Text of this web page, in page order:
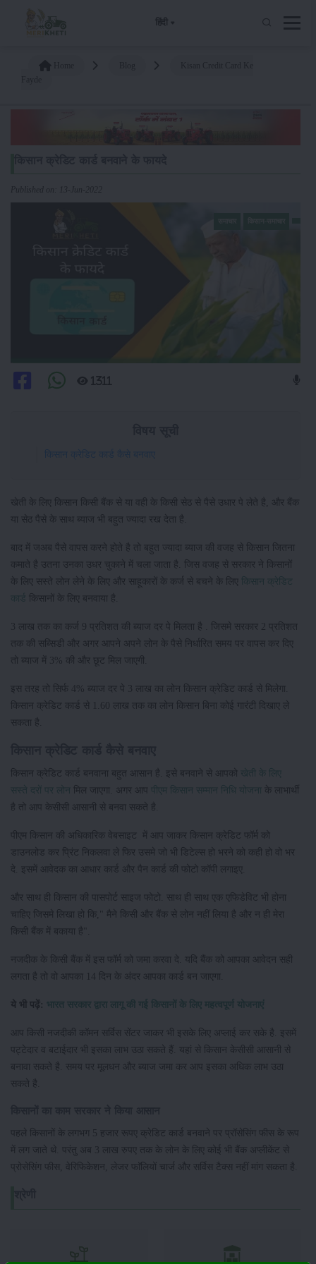
हिंदी
Published on: 13-Jun-2022
1311
किसान क्रेडिट कार्ड कैसे बनवाए
खेती के लिए किसान किसी बैंक से या वही के किसी सेठ से पैसे उधार पे लेते है, और बैंक
या सेठ पैसे के साथ ब्याज भी बहुत ज्यादा रख देता है.
बाद में जअब पैसे वापस करने होते है तो बहुत ज्यादा ब्याज की वजह से किसान जितना
कमाते है उतना उनका उधर चुकाने में चला जाता है. जिस वजह से सरकार ने किसानों
के लिए सस्ते लोन लेने के लिए और साहूकारों के कर्ज से बचने के लिए
किसान क्रेडिट
कार्ड
किसानों के लिए बनवाया है.
3 लाख तक का कर्ज 9 प्रतिशत की ब्याज दर पे मिलता है . जिसमे सरकार 2 प्रतिशत
तक की सब्सिडी और अगर आपने अपने लोन के पैसे निर्धारित समय पर वापस कर दिए
तो ब्याज में 3% की और छूट मिल जाएगी.
इस तरह तो सिर्फ 4% ब्याज दर पे 3 लाख का लोन किसान क्रेडिट कार्ड से मिलेगा.
किसान क्रेडिट कार्ड से 1.60 लाख तक का लोन किसान बिना कोई गारंटी दिखाए ले
सकता है.
किसान क्रेडिट कार्ड बनवाना बहुत आसान है. इसे बनवाने से आपको खेती के लिए
सस्ते दरों पर लोन मिल जाएगा. अगर आप पीएम किसान सम्मान निधि योजना
के लाभार्थी
है तो आप केसीसी आसानी से बनवा सकते है.
पीएम किसान की अधिकारिक वेबसाइट में आप जाकर किसान क्रेडिट फॉर्म को
डाउनलोड कर प्रिंट निकलवा ले फिर उसमे जो भी डिटेल्स हो भरने को कही हो वो भर
दे. इसमें आवेदक का आधार कार्ड और पैन कार्ड की फोटो कॉपी लगाइए.
और साथ ही किसान की पासपोर्ट साइज फोटो. साथ ही साथ एक एफिडेविट भी होना
चाहिए जिसमे लिखा हो कि," मैने किसी और बैंक से लोन नहीं लिया है और न ही मेरा
किसी बैंक में बकाया है".
नजदीक के किसी बैंक में इस फॉर्म को जमा करवा दे. यदि बैंक को आपका आवेदन सही
लगता है तो वो आपका 14 दिन के अंदर आपका कार्ड बन जाएगा.
ये भी पढ़ें: भारत सरकार द्वारा लागू की गई किसानों के लिए महत्वपूर्ण योजनाएं
आप किसी नजदीकी कॉमन सर्विस सेंटर जाकर भी इसके लिए अप्लाई कर सके है. इसमें
पट्टेदार व बटाईदार भी इसका लाभ उठा सकते हैं. यहां से किसान केसीसी आसानी से
बनावा सकते है. समय पर मूलधन और ब्याज जमा कर आप इसका अधिक लाभ उठा
सकते है.
पहले किसानों के लगभग 5 हजार रूपए क्रेडिट कार्ड बनवाने पर प्रॉसेसिंग फीस के रूप
में लग जाते थे. परंतु अब 3 लाख रुपए तक के लोन के लिए कोई भी बैंक अप्लीकेंट से
प्रोसेसिंग फीस, वेरिफिकेशन, लेजर फाॅलियों चार्ज और सर्विस टैक्स नहीं मांग सकता है.